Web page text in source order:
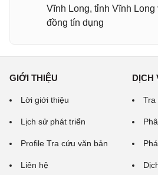
Vĩnh Long, tỉnh Vĩnh
đồng tín dụng
GIỚI THIỆU
Lời giới thiệu
Lịch sử phát triển
Profile Tra cứu văn bản
Liên hệ
DỊCH
Tra